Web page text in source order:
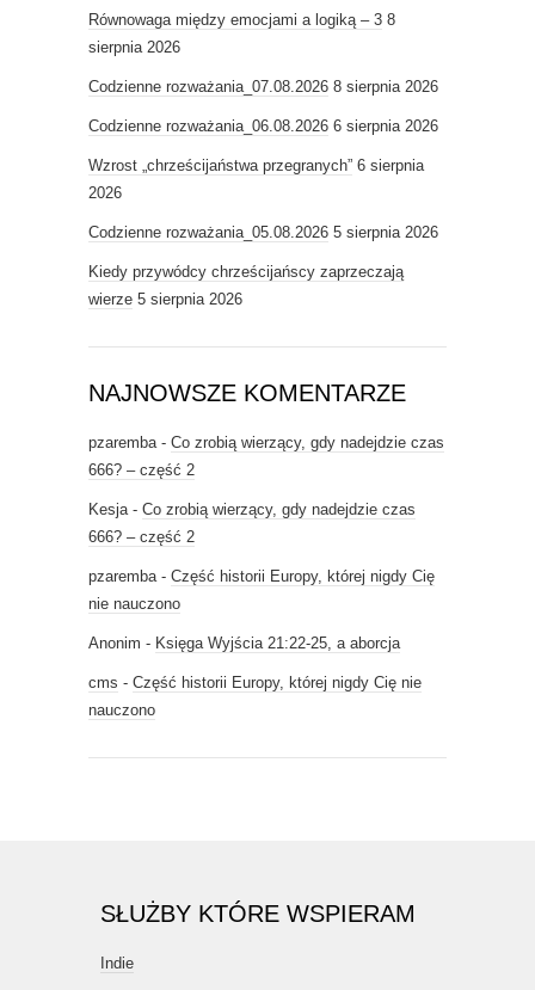
Równowaga między emocjami a logiką – 3 8
sierpnia 2026
Codzienne rozważania_07.08.2026 8 sierpnia 2026
Codzienne rozważania_06.08.2026 6 sierpnia 2026
Wzrost „chrześcijaństwa przegranych” 6 sierpnia
2026
Codzienne rozważania_05.08.2026 5 sierpnia 2026
Kiedy przywódcy chrześcijańscy zaprzeczają
wierze 5 sierpnia 2026
NAJNOWSZE KOMENTARZE
pzaremba- Co zrobią wierzący, gdy nadejdzie czas
666? – część 2
Kesja- Co zrobią wierzący, gdy nadejdzie czas
666? – część 2
pzaremba- Część historii Europy, której nigdy Cię
nie nauczono
Anonim - Księga Wyjścia 21:22-25, a aborcja
cms - Część historii Europy, której nigdy Cię nie
nauczono
SŁUŻBY KTÓRE WSPIERAM
Indie